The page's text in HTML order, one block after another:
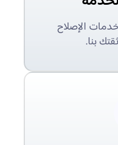
الإصلاح
بنا.